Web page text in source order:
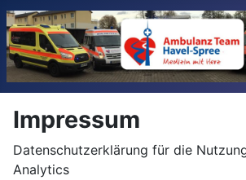
Impressum
Datenschutzerklärung für die
Analytics